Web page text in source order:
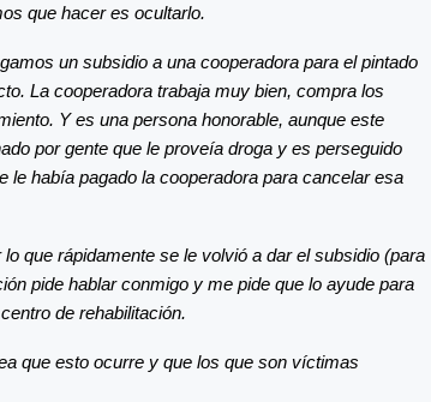
que hacer es ocultarlo.
un subsidio a una cooperadora para el pintado
La cooperadora trabaja muy bien, compra los
Y es una persona honorable, aunque este
por gente que le proveía droga y es perseguido
le había pagado la cooperadora para cancelar esa
que rápidamente se le volvió a dar el subsidio (para
pide hablar conmigo y me pide que lo ayude para
de rehabilitación.
que esto ocurre y que los que son víctimas